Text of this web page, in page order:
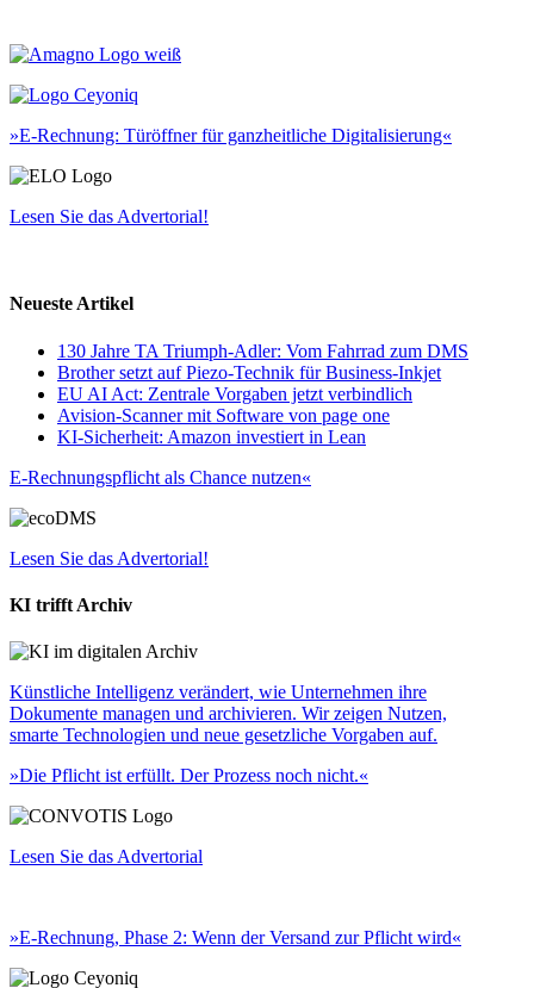
»E-Rechnung: Türöffner für ganzheitliche Digitalisierung«
Lesen Sie das Advertorial!
Neueste Artikel
130 Jahre TA Triumph-Adler: Vom Fahrrad zum DMS
Brother setzt auf Piezo-Technik für Business-Inkjet
EU AI Act: Zentrale Vorgaben jetzt verbindlich
Avision-Scanner mit Software von page one
KI-Sicherheit: Amazon investiert in Lean
E-Rechnungspflicht als Chance nutzen«
Lesen Sie das Advertorial!
KI trifft Archiv
Künstliche Intelligenz verändert, wie Unternehmen ihre
Dokumente managen und archivieren. Wir zeigen Nutzen,
smarte Technologien und neue gesetzliche Vorgaben auf.
»Die Pflicht ist erfüllt. Der Prozess noch nicht.«
Lesen Sie das Advertorial
»E-Rechnung, Phase 2: Wenn der Versand zur Pflicht wird«